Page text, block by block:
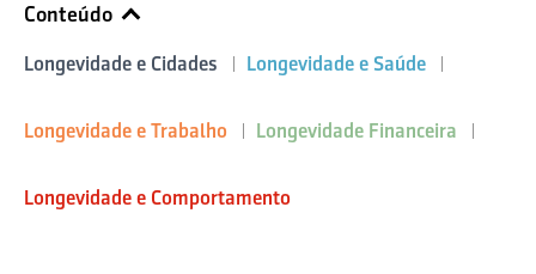
Conteúdo
Longevidade e Cidades Longevidade e Saúde
Longevidade e Trabalho Longevidade Financeira
Longevidade e Comportamento